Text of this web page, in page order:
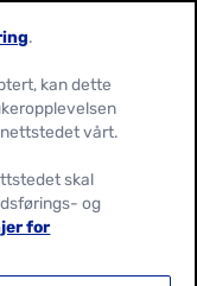
tilbehør til
meksikanske
.
kan dette
vårt.
skal
og
for